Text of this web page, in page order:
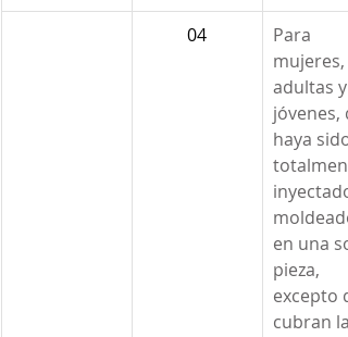
04
Para
mujeres,
adultas y
jóvenes,
haya sido
moldeado
en una
pieza,
excepto
cubran la